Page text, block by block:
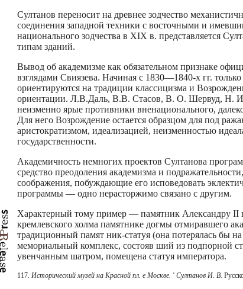
Султанов переносит на древнее зодчество
соединения западной техники с восточными и
национального зодчества в XIX в. представляется
типам зданий.
Вывод об академизме как обязательном признаке
взглядами Свиязева. Начиная с 1830—1840-х гг.
ориентируются на традиции классицизма и
ориентации. Л.В.Даль, В.В. Стасов, В. О. Шервуд, Н.
неизменно ярые противники вненационального,
Для него Возрождение остается образцом для под­
аристократизмом, идеализацией, неизменностью
государственности.
Академичность немногих проектов Султанова
средство преодоления академизма и
соображения, побуждающие его исповедовать
программы — одно нерасторжимо связано с другим.
Характерный тому пример — памятник Александру
кремлевского холма памятнике догмы отмиравшего
традиционный памят­ ник-статуя (она потерялась бы
мемориальный комплекс, состояв ший из подпорной
увенчанным шатром, помещена статуя императора.
117. Исторический музей на Красной пл. е Москве. ' Султанов И. В.